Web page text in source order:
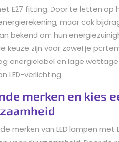
E27 fitting. Door te letten op
maar ook
bekend om hun
keuze zijn voor zowel je
energielabel en lage
LED-verlichting.
merken en kies
merken van LED lampen